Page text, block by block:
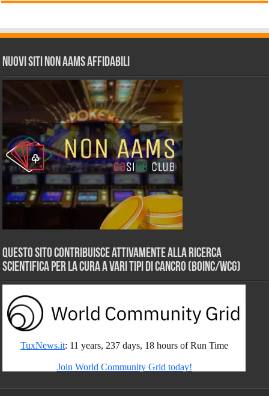
Nuovi siti non AAMS affidabili
Questo sito contribuisce attivamente alla ricerca
scientifica per la cura a vari tipi di Cancro (BOINC/WCG)